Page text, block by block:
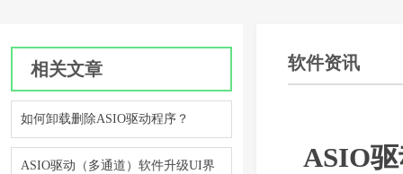
相关文章
如何卸载删除ASIO驱动程序？
ASIO驱动（多通道）软件升级UI界
软件资讯
ASIO